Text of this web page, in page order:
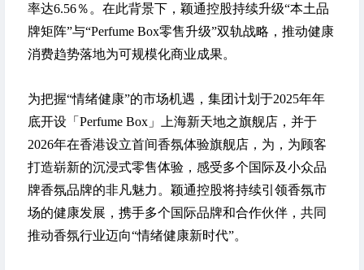
率达6.56％。在此背景下，颖通控股持续升级“本土品
牌矩阵”与“Perfume Box零售升级”双轨战略，推动健康
消费趋势落地为可规模化商业成果。
为把握“情绪健康”的市场机遇，集团计划于2025年年
底开设「Perfume Box」上海新天地之旗舰店，并于
2026年在香港设立首间香氛体验旗舰店，为，为顾客
打造崭新的沉浸式零售体验，感受多个国际及小众品
牌香氛品牌的非凡魅力。颖通控股将持续引领香氛市
场的健康发展，携手多个国际品牌和合作伙伴，共同
推动香氛行业迈向“情绪健康新时代”。